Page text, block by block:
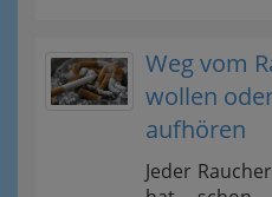
Weg vom
wollen
aufhören
Jeder